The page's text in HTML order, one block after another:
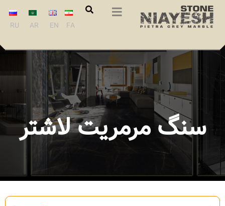
FA
EN
AR
RU
سنگ مرمریت لاشتر